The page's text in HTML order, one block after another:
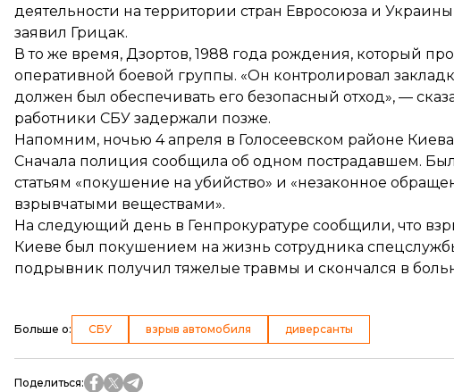
деятельности на территории стран Евросоюза и
заявил Грицак.
В то же время, Дзортов, 1988 года рождения, который
оперативной боевой группы. «Он контролировал
должен был обеспечивать его безопасный отход», —
работники СБУ задержали позже.
Напомним, ночью 4 апреля в Голосеевском районе
Сначала полиция сообщила об одном пострадавшем.
статьям «покушение на убийство» и «незаконное
взрывчатыми веществами».
На следующий день в Генпрокуратуре сообщили, что
Киеве был покушением на жизнь сотрудника
подрывник получил тяжелые травмы и скончался в
Больше о: СБУ взрыв автомобиля диверсанты
Поделиться: